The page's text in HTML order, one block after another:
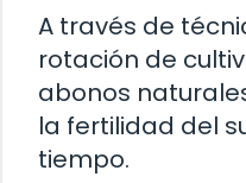
A través de
rotación de
abonos
la fertilidad del
tiempo.